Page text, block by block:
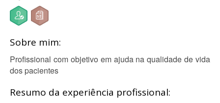
Sobre mim:
Profissional com objetivo em ajuda na qualidade de vida
dos pacientes
Resumo da experiência profissional: